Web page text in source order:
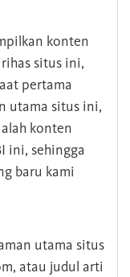
konten
situs ini,
pertama
utama situs ini,
konten
ini, sehingga
baru kami
utama situs
atau judul arti